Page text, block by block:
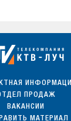
ПРОДАЖ
ВАКАНСИИ
МАТЕРИАЛ